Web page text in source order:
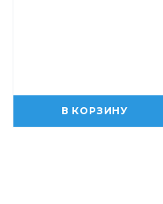
В КОРЗИНУ